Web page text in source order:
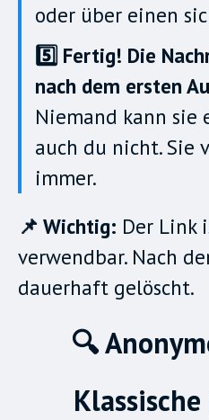
oder über einen
5️⃣ Fertig! Die
nach dem ersten
Niemand kann sie
auch du nicht. Sie
immer.
📌 Wichtig: Der Link
verwendbar. Nach
dauerhaft gelöscht.
🔍